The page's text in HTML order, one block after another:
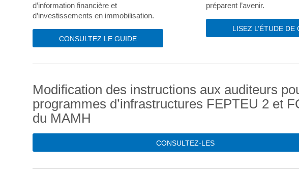
d’information financière et
d’investissements en immobilisation.
CONSULTEZ LE GUIDE
préparent l’avenir.
LISEZ L’ÉTUDE DE
Modification des instructions aux auditeurs
programmes d’infrastructures FEPTEU 2 et
du MAMH
CONSULTEZ-LES